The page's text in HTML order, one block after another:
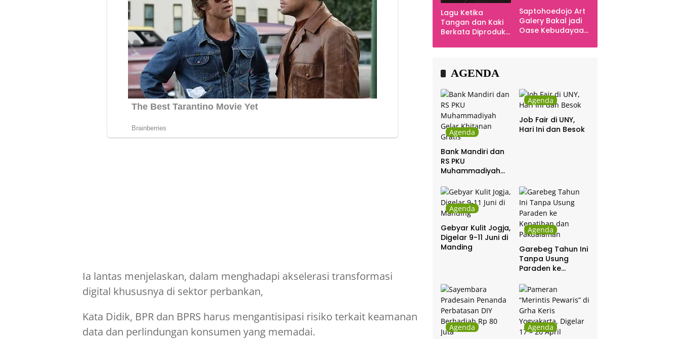
Ia lantas menjelaskan, dalam menghadapi akselerasi transformasi
digital khususnya di sektor perbankan,
Kata Didik, BPR dan BPRS harus mengantisipasi risiko terkait keamanan
data dan perlindungan konsumen yang memadai.
Lagu Ketika
Tangan dan Kaki
Berkata Diproduksi
Saptohoedojo Art
Galery Bakal jadi
Oase Kebudayaan
AGENDA
Agenda
Bank Mandiri dan
RS PKU
Muhammadiyah
Gratis
Agenda
Job Fair di UNY,
Hari Ini dan Besok
Agenda
Gebyar Kulit Jogja,
Digelar 9-11 Juni di
Manding
Agenda
Garebeg Tahun Ini
Tanpa Usung
Paraden ke
Pakualaman
Agenda Agenda